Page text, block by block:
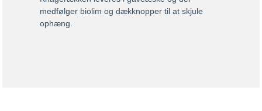
medfølger biolim og dækknopper til at skjule
ophæng.